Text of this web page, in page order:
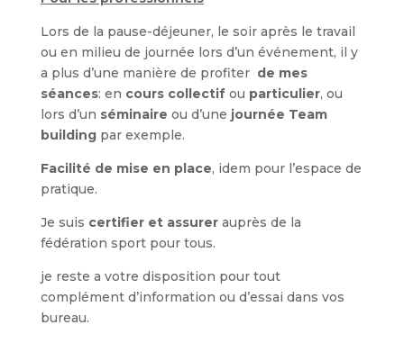
Lors de la pause-déjeuner, le soir après le travail
ou en milieu de journée lors d’un événement, il y
a plus d’une manière de profiter de mes
séances: en cours collectifou particulier, ou
lors d’un séminaire ou d’une journée Team
buildingpar exemple.
Facilité de mise en place, idem pour l’espace de
pratique.
Je suis certifier et assurerauprès de la
fédération sport pour tous.
je reste a votre disposition pour tout
complément d’information ou d’essai dans vos
bureau.